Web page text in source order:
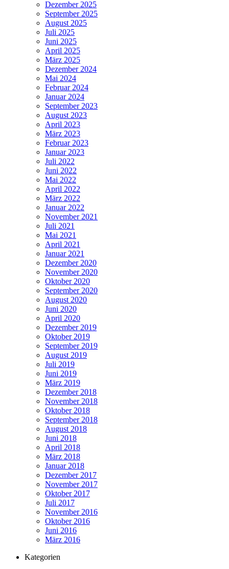
Dezember 2025
September 2025
August 2025
Juli 2025
Juni 2025
April 2025
März 2025
Dezember 2024
Mai 2024
Februar 2024
Januar 2024
September 2023
August 2023
April 2023
März 2023
Februar 2023
Januar 2023
Juli 2022
Juni 2022
Mai 2022
April 2022
März 2022
Januar 2022
November 2021
Juli 2021
Mai 2021
April 2021
Januar 2021
Dezember 2020
November 2020
Oktober 2020
September 2020
August 2020
Juni 2020
April 2020
Dezember 2019
Oktober 2019
September 2019
August 2019
Juli 2019
Juni 2019
März 2019
Dezember 2018
November 2018
Oktober 2018
September 2018
August 2018
Juni 2018
April 2018
März 2018
Januar 2018
Dezember 2017
November 2017
Oktober 2017
Juli 2017
November 2016
Oktober 2016
Juni 2016
März 2016
Kategorien